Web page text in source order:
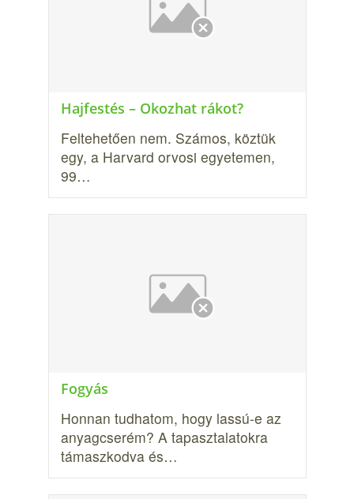
Hajfestés – Okozhat rákot?
Feltehetően nem. Számos, köztük
egy, a Harvard orvosi egyetemen,
99…
Fogyás
Honnan tudhatom, hogy lassú-e az
anyagcserém? A tapasztalatokra
támaszkodva és…